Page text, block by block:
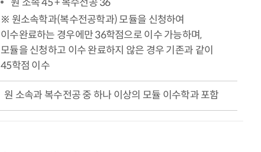
원 소속 45 + 복수전공 36
※ 원소속학과(복수전공학과) 모듈을 신청하여
이수완료하는 경우에만 36학점으로 이수 가능하며,
모듈을 신청하고 이수 완료하지 않은 경우 기존과 같이
45학점 이수
원 소속과 복수전공 중 하나 이상의 모듈 이수학과 포함